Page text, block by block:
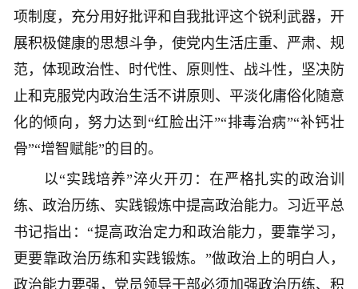
项制度，充分用好批评和自我批评这个锐利武器，开
展积极健康的思想斗争，使党内生活庄重、严肃、规
范，体现政治性、时代性、原则性、战斗性，坚决防
止和克服党内政治生活不讲原则、平淡化庸俗化随意
化的倾向，努力达到“红脸出汗”“排毒治病”“补钙壮
骨”“增智赋能”的目的。
以“实践培养”淬火开刃：在严格扎实的政治训
练、政治历练、实践锻炼中提高政治能力。习近平总
书记指出：“提高政治定力和政治能力，要靠学习，
更要靠政治历练和实践锻炼。”做政治上的明白人，
政治能力要强，党员领导干部必须加强政治历练、积